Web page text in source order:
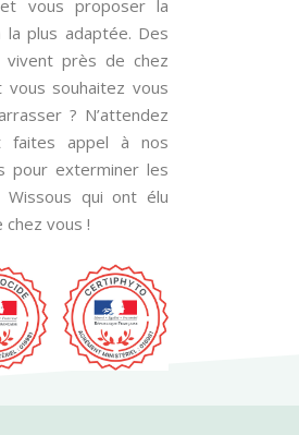
vous proposer la
la plus adaptée. Des
vivent près de chez
vous souhaitez vous
? N’attendez
faites appel à nos
pour exterminer les
Wissous qui ont élu
chez vous !